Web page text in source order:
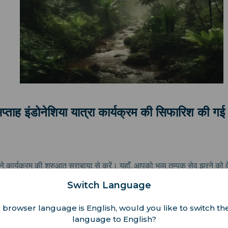
इंडोनेशिया यात्रा कार्यक्रम की सिफारिश की गई
की शुरुआत सुराबाया से करें। यहाँ, आपको भव्य तुम्पक सेवु झरने को
के लिए? तीन दिनों में, आप इंडोनेशिया के दो शानदार ज्वालामुखियों, माउंट
बाली की ओर मोड़ते हैं। आप लोविना में डॉल्फिन देखेंगे। इसके अलावा, आपकी
हृदय है। अभी भी खत्म नहीं हुआ है। कल्पना कीजिए कि आप एक सांस्कृतिक
Switch Language
browser language is English, would you like to switch
language to English?